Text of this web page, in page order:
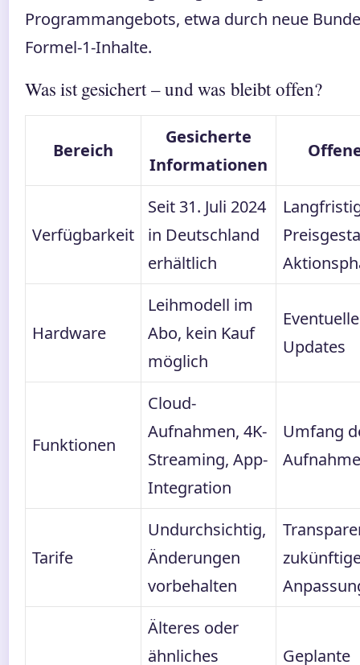
Programmangebots, etwa durch neue
Formel-1-Inhalte.
Was ist gesichert – und was bleibt offen?
Bereich
Gesicherte
Informationen
Verfügbarkeit
Seit 31. Juli 2024
in Deutschland
erhältlich
Hardware
Leihmodell im
Abo, kein Kauf
möglich
Updates
Funktionen
Cloud-
Aufnahmen, 4K-
Streaming, App-
Integration
Umfang
Tarife
Undurchsichtig,
Änderungen
vorbehalten
Älteres oder
ähnliches
Geplante